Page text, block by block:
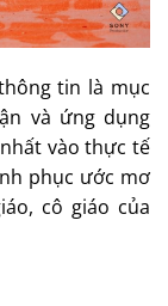
tin là mục
và ứng dụng
vào thực tế
phục ước mơ
cô giáo của